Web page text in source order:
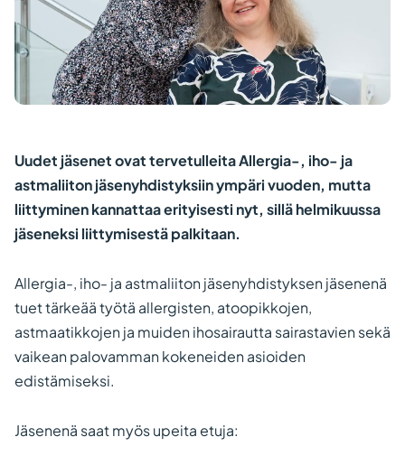
Uudet jäsenet ovat tervetulleita Allergia-, iho- ja
astmaliiton jäsenyhdistyksiin ympäri vuoden, mutta
liittyminen kannattaa erityisesti nyt, sillä helmikuussa
jäseneksi liittymisestä palkitaan.
Allergia-, iho- ja astmaliiton jäsenyhdistyksen jäsenenä
tuet tärkeää työtä allergisten, atoopikkojen,
astmaatikkojen ja muiden ihosairautta sairastavien sekä
vaikean palovamman kokeneiden asioiden
edistämiseksi.
Jäsenenä saat myös upeita etuja: